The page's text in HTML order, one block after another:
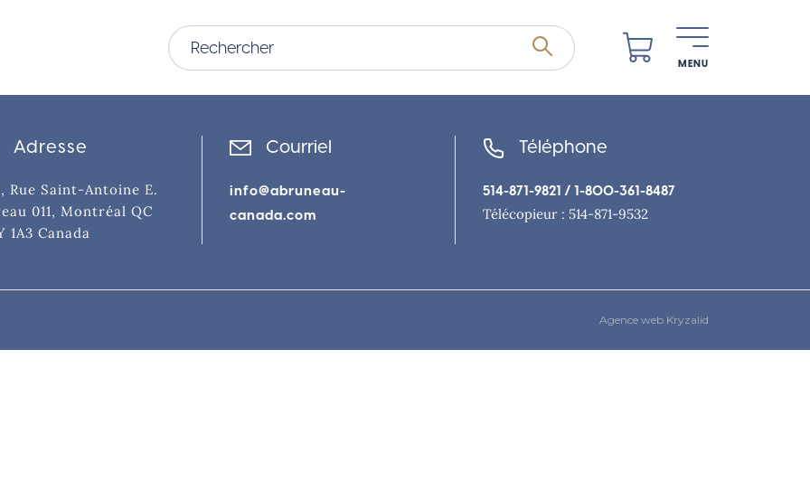
MENU
Adresse
Rue Saint-Antoine E.
011, Montréal QC
1A3 Canada
Courriel
info@abruneau-
canada.com
Téléphone
514-871-9821 / 1-800-361-8487
Télécopieur : 514-871-9532
Agence web Kryzalid